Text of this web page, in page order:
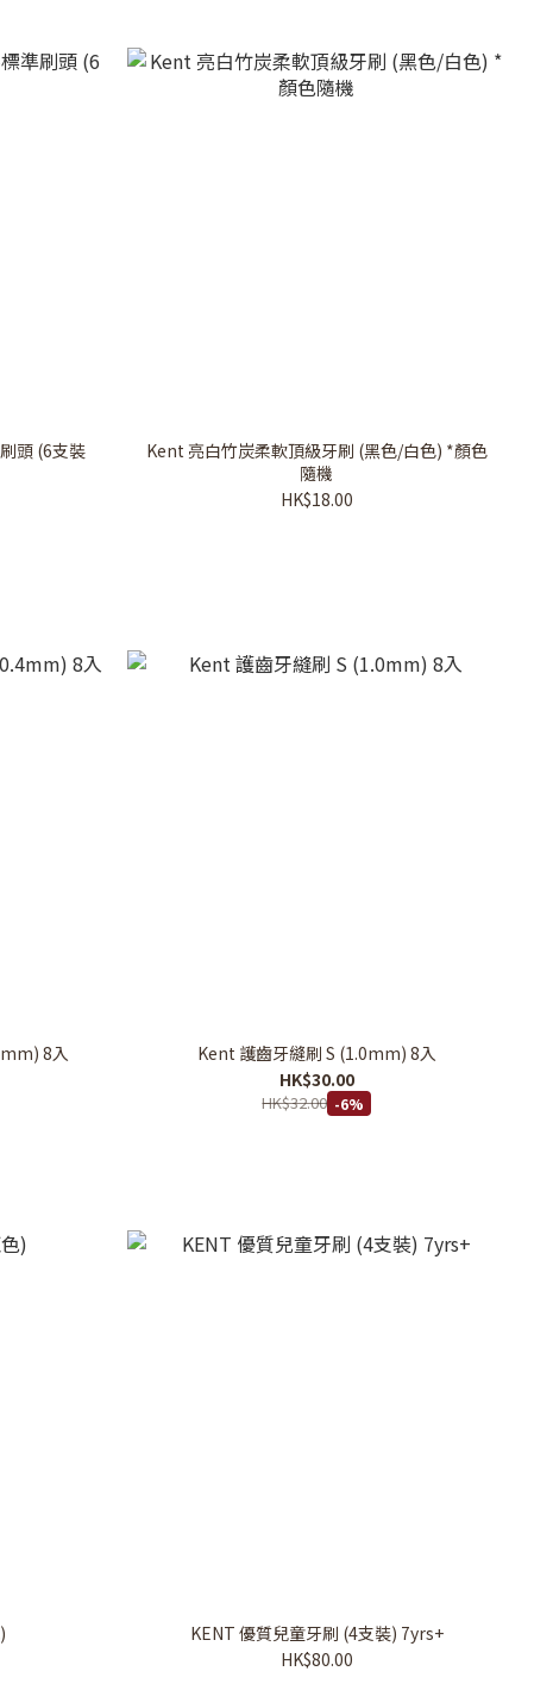
頭 (6支裝
Kent 亮白竹炭柔軟頂級牙刷 (黑色/白色) *顏色
隨機
HK$18.00
8入
Kent 護齒牙縫刷 S (1.0mm) 8入
HK$30.00
HK$32.00 -6%
KENT 優質兒童牙刷 (4支裝) 7yrs+
HK$80.00